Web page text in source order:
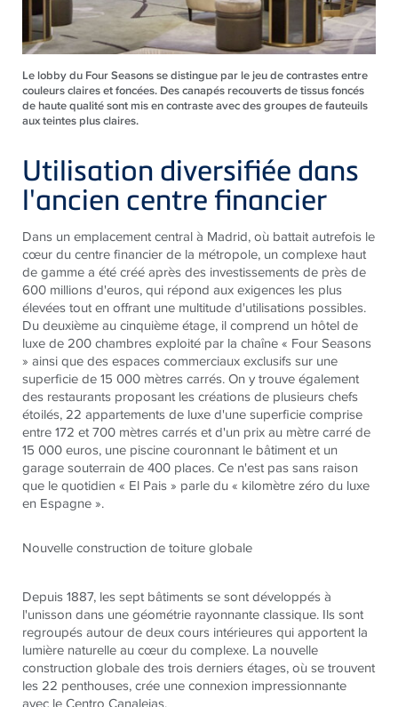
Le lobby du Four Seasons se distingue par le jeu de contrastes entre
couleurs claires et foncées. Des canapés recouverts de tissus foncés
de haute qualité sont mis en contraste avec des groupes de fauteuils
aux teintes plus claires.
Utilisation diversifiée dans
l'ancien centre financier
Dans un emplacement central à Madrid, où battait autrefois le
cœur du centre financier de la métropole, un complexe haut
de gamme a été créé après des investissements de près de
600 millions d'euros, qui répond aux exigences les plus
élevées tout en offrant une multitude d'utilisations possibles.
Du deuxième au cinquième étage, il comprend un hôtel de
luxe de 200 chambres exploité par la chaîne « Four Seasons
» ainsi que des espaces commerciaux exclusifs sur une
superficie de 15 000 mètres carrés. On y trouve également
des restaurants proposant les créations de plusieurs chefs
étoilés, 22 appartements de luxe d'une superficie comprise
entre 172 et 700 mètres carrés et d'un prix au mètre carré de
15 000 euros, une piscine couronnant le bâtiment et un
garage souterrain de 400 places. Ce n'est pas sans raison
que le quotidien « El Pais » parle du « kilomètre zéro du luxe
en Espagne ».
Nouvelle construction de toiture globale
Depuis 1887, les sept bâtiments se sont développés à
l'unisson dans une géométrie rayonnante classique. Ils sont
regroupés autour de deux cours intérieures qui apportent la
lumière naturelle au cœur du complexe. La nouvelle
construction globale des trois derniers étages, où se trouvent
les 22 penthouses, crée une connexion impressionnante
avec le Centro Canalejas.